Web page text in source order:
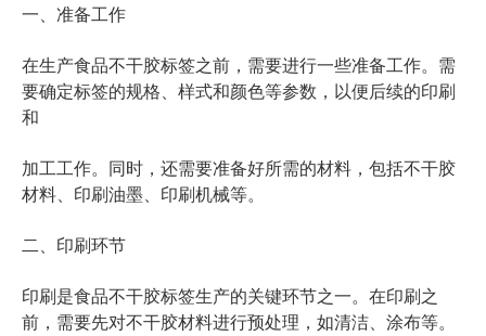
一、准备工作
在生产食品不干胶标签之前，需要进行一些准备工作。需
要确定标签的规格、样式和颜色等参数，以便后续的印刷
和
加工工作。同时，还需要准备好所需的材料，包括不干胶
材料、印刷油墨、印刷机械等。
二、印刷环节
印刷是食品不干胶标签生产的关键环节之一。在印刷之
前，需要先对不干胶材料进行预处理，如清洁、涂布等。